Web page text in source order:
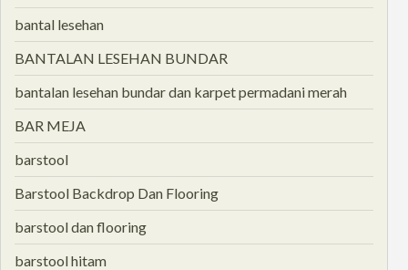
bantal lesehan
BANTALAN LESEHAN BUNDAR
bantalan lesehan bundar dan karpet permadani merah
BAR MEJA
barstool
Barstool Backdrop Dan Flooring
barstool dan flooring
barstool hitam